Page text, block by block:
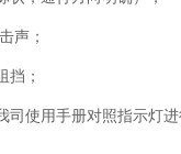
声；
挡；
司使用手册对照指示灯